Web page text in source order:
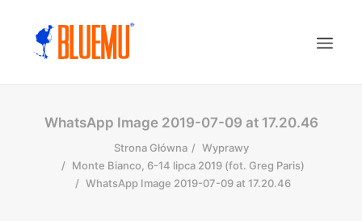
WhatsApp Image 2019-07-09 at 17.20.46
Strona Główna
Wyprawy
Monte Bianco, 6-14 lipca 2019 (fot. Greg Paris)
WhatsApp Image 2019-07-09 at 17.20.46